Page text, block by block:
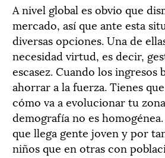
A nivel global es obvio que
mercado, así que ante esta
diversas opciones. Una de
necesidad virtud, es decir,
escasez. Cuando los ingresos
ahorrar a la fuerza. Tienes
cómo va a evolucionar tu
demografía no es
que llega gente joven y por
niños que en otras con